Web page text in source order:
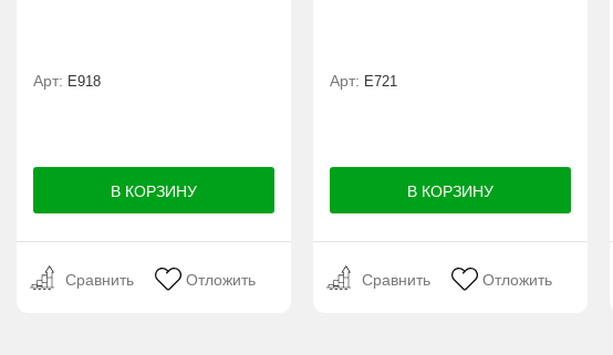
Арт: E918
Сравнить Отложить
Арт: E721
Сравнить Отложить